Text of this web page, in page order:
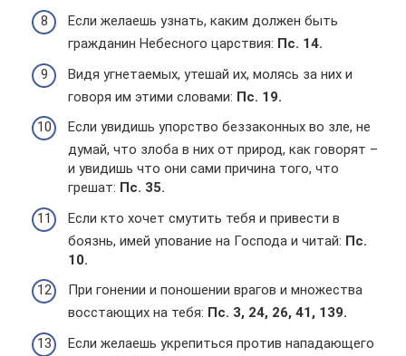
Если желаешь узнать, каким должен быть
гражданин Небесного царствия: Пс. 14.
Видя угнетаемых, утешай их, молясь за них и
говоря им этими словами: Пс. 19.
Если увидишь упорство беззаконных во зле, не
думай, что злоба в них от природ, как говорят –
и увидишь что они сами причина того, что
грешат: Пс. 35.
Если кто хочет смутить тебя и привести в
боязнь, имей упование на Господа и читай: Пс.
10.
При гонении и поношении врагов и множества
восстающих на тебя: Пс. 3, 24, 26, 41, 139.
Если желаешь укрепиться против нападающего